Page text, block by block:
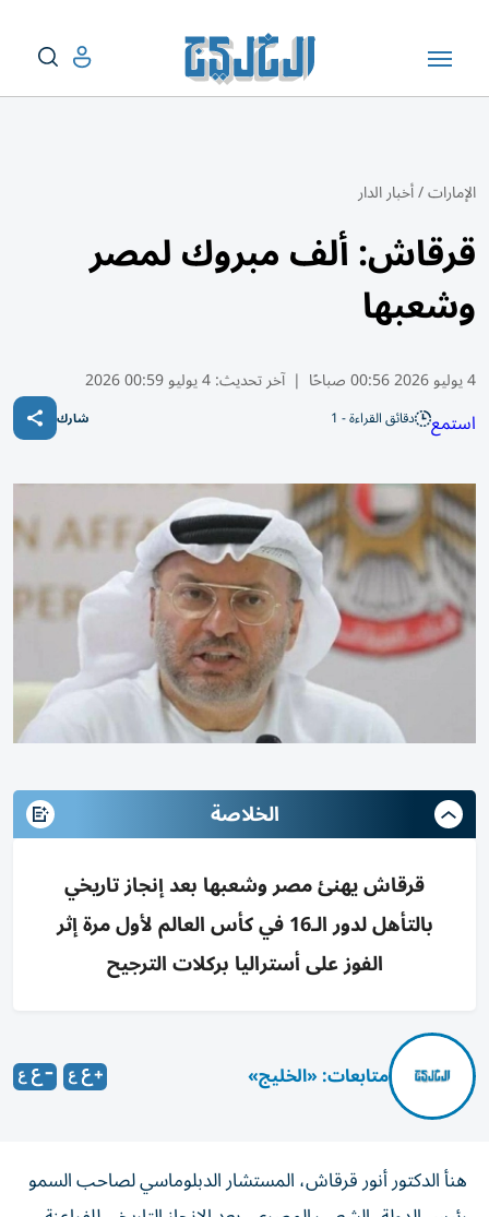
الإمارات/أخبار الدار
قرقاش: ألف مبروك لمصر
وشعبها
4 يوليو 2026 00:56 صباحًا | آخر تحديث:4 يوليو 00:59 2026
استمع دقائق القراءة - 1 شارك
الخلاصة
قرقاش يهنئ مصر وشعبها بعد إنجاز تاريخي
بالتأهل لدور الـ16 في كأس العالم لأول مرة إثر
الفوز على أستراليا بركلات الترجيح
متابعات: «الخليج»
هنأ الدكتور أنور قرقاش، المستشار الدبلوماسي لصاحب السمو